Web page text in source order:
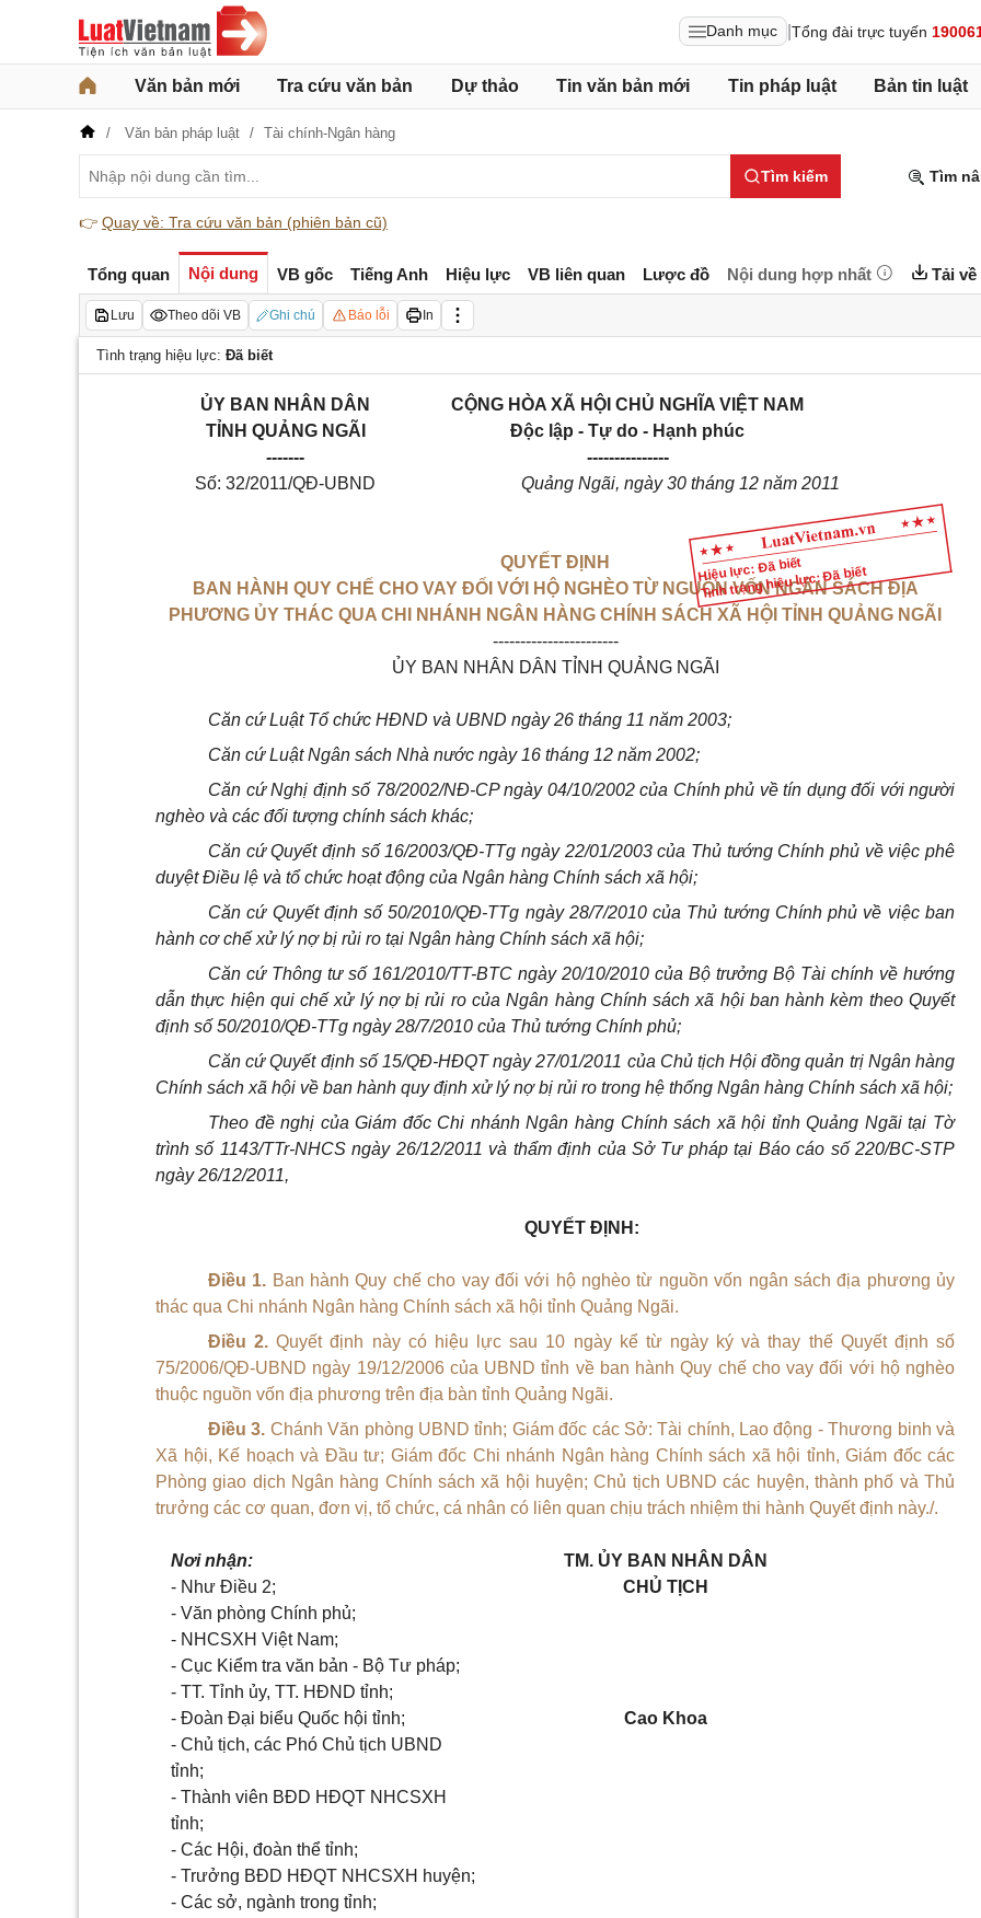
Danh mục Tổng đài trực tuyến
Văn bản mới Tra cứu văn bản Dự thảo Tin văn bản mới Tin pháp luật Bản tin luật
Văn bản pháp luật Tài chính-Ngân hàng
Tìm kiếm Tìm
👉 Quay về: Tra cứu văn bản (phiên bản cũ)
Tổng quan Nội dung VB gốc Tiếng Anh Hiệu lực VB liên quan Lược đồ Nội dung hợp nhất Tải về
Lưu Theo dõi VB Ghi chú Báo lỗi In
Tình trạng hiệu lực: Đã biết
Hiệu lực: Đã biết
Tình trạng hiệu lực: Đã biết
ỦY BAN NHÂN DÂN
TỈNH QUẢNG NGÃI
-------
Số: 32/2011/QĐ-UBND
CỘNG HÒA XÃ HỘI CHỦ NGHĨA VIỆT NAM
Độc lập - Tự do - Hạnh phúc
---------------
Quảng Ngãi, ngày 30 tháng 12 năm 2011
QUYẾT ĐỊNH
BAN HÀNH QUY CHẾ CHO VAY ĐỐI VỚI HỘ NGHÈO TỪ NGUỒN VỐN NGÂN SÁCH ĐỊA
PHƯƠNG ỦY THÁC QUA CHI NHÁNH NGÂN HÀNG CHÍNH SÁCH XÃ HỘI TỈNH QUẢNG NGÃI
-----------------------
ỦY BAN NHÂN DÂN TỈNH QUẢNG NGÃI
Căn cứ Luật Tổ chức HĐND và UBND ngày 26 tháng 11 năm 2003;
Căn cứ Luật Ngân sách Nhà nước ngày 16 tháng 12 năm 2002;
Căn cứ Nghị định số 78/2002/NĐ-CP ngày 04/10/2002 của Chính phủ về tín dụng đối với người
nghèo và các đối tượng chính sách khác;
Căn cứ Quyết định số 16/2003/QĐ-TTg ngày 22/01/2003 của Thủ tướng Chính phủ về việc phê
duyệt Điều lệ và tổ chức hoạt động của Ngân hàng Chính sách xã hội;
Căn cứ Quyết định số 50/2010/QĐ-TTg ngày 28/7/2010 của Thủ tướng Chính phủ về việc ban
hành cơ chế xử lý nợ bị rủi ro tại Ngân hàng Chính sách xã hội;
Căn cứ Thông tư số 161/2010/TT-BTC ngày 20/10/2010 của Bộ trưởng Bộ Tài chính về hướng
dẫn thực hiện qui chế xử lý nợ bị rủi ro của Ngân hàng Chính sách xã hội ban hành kèm theo Quyết
định số 50/2010/QĐ-TTg ngày 28/7/2010 của Thủ tướng Chính phủ;
Căn cứ Quyết định số 15/QĐ-HĐQT ngày 27/01/2011 của Chủ tịch Hội đồng quản trị Ngân hàng
Chính sách xã hội về ban hành quy định xửlýnợ bị rủi ro trong hệ thống Ngân hàng Chính sách xã hội;
Theo đề nghị của Giám đốc Chi nhánh Ngân hàng Chính sách xã hội tỉnh Quảng Ngãi tại Tờ
trình số 1143/TTr-NHCS ngày 26/12/2011 và thẩm định của Sở Tư pháp tại Báo cáo số 220/BC-STP
ngày 26/12/2011,
QUYẾT ĐỊNH:
Điều 1. Ban hành Quy chế cho vay đối với hộ nghèo từ nguồn vốn ngân sách địa phương ủy
thác qua Chi nhánh Ngân hàng Chính sách xã hội tỉnh Quảng Ngãi.
Điều 2. Quyết định này có hiệu lực sau 10 ngày kể từ ngày ký và thay thế Quyết định số
75/2006/QĐ-UBND ngày 19/12/2006 của UBND tỉnh về ban hành Quy chế cho vay đối với hộ nghèo
thuộc nguồn vốn địa phương trên địa bàn tỉnh Quảng Ngãi.
Điều 3. ChánhVăn phòng UBND tỉnh; Giám đốc các Sở: Tài chính, Lao động - Thương binh và
Xã hội, Kế hoạch và Đầu tư; Giám đốc Chi nhánh Ngân hàng Chính sách xã hội tỉnh, Giám đốc các
Phòng giao dịch Ngân hàng Chính sách xã hội huyện; Chủ tịch UBND các huyện, thành phố và Thủ
trưởng các cơ quan, đơn vị, tổ chức, cá nhân có liên quan chịu trách nhiệm thi hành Quyết định này./.
Nơi nhận:
- Như Điều 2;
- Văn phòng Chính phủ;
- NHCSXH Việt Nam;
- Cục Kiểm tra văn bản - Bộ Tư pháp;
- TT. Tỉnh ủy, TT. HĐND tỉnh;
- Đoàn Đại biểu Quốc hội tỉnh;
- Chủ tịch, các Phó Chủ tịch UBND
tỉnh;
- Thành viên BĐD HĐQT NHCSXH
tỉnh;
- Các Hội, đoàn thể tỉnh;
- Trưởng BĐD HĐQT NHCSXH huyện;
- Các sở, ngành trong tỉnh;
TM. ỦY BAN NHÂN DÂN
CHỦ TỊCH
Cao Khoa